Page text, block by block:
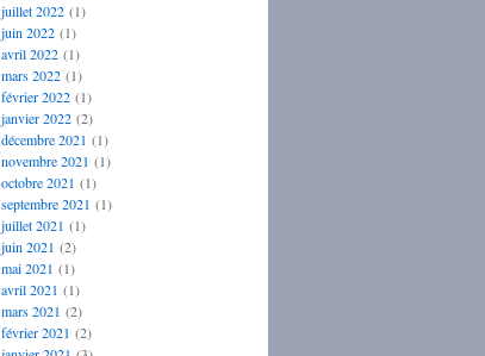
juillet 2022(1)
juin 2022(1)
avril 2022(1)
mars 2022(1)
février 2022(1)
janvier 2022(2)
décembre 2021 (1)
novembre 2021 (1)
octobre 2021 (1)
septembre 2021 (1)
juillet 2021 (1)
juin 2021 (2)
mai 2021 (1)
avril 2021 (1)
mars 2021 (2)
février 2021 (2)